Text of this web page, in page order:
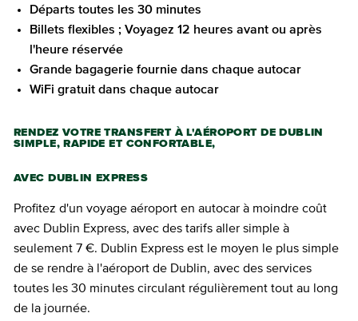
Départs toutes les 30 minutes
Billets flexibles ; Voyagez 12 heures avant ou après
l'heure réservée
Grande bagagerie fournie dans chaque autocar
WiFi gratuit dans chaque autocar
RENDEZ VOTRE TRANSFERT À L'AÉROPORT DE DUBLIN
SIMPLE, RAPIDE ET CONFORTABLE,
AVEC DUBLIN EXPRESS
Profitez d'un voyage aéroport en autocar à moindre coût
avec Dublin Express, avec des tarifs aller simple à
seulement 7 €. Dublin Express est le moyen le plus simple
de se rendre à l'aéroport de Dublin, avec des services
toutes les 30 minutes circulant régulièrement tout au long
de la journée.